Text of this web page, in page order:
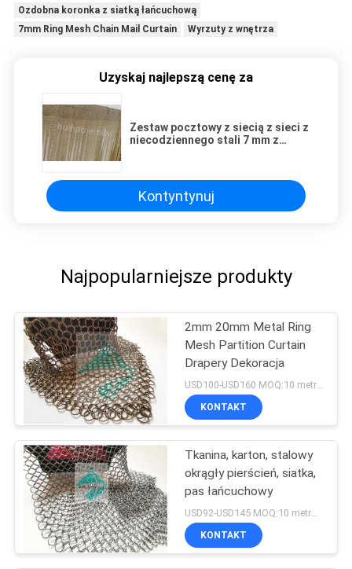
Ozdobna koronka z siatką łańcuchową
7mm Ring Mesh Chain Mail Curtain
Wyrzuty z wnętrza
Uzyskaj najlepszą cenę za
Zestaw pocztowy z siecią z sieci z
niecodziennego stali 7 mm z
Kontyntynuj
Najpopularniejsze produkty
2mm 20mm Metal Ring
Mesh Partition Curtain
Drapery Dekoracja
USD100-USD160 MOQ:10 metrów kwadratowych
KONTAKT
Tkanina, karton, stalowy
okrągły pierścień, siatka,
pas łańcuchowy
KONTAKT